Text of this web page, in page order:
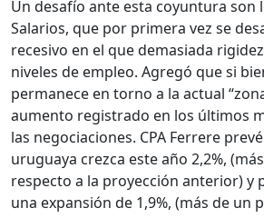
Un desafío ante esta coyuntura son
Salarios, que por primera vez se
recesivo en el que demasiada
niveles de empleo. Agregó que si
permanece en torno a la actual
aumento registrado en los últimos
las negociaciones. CPA Ferrere
uruguaya crezca este año 2,2%,
respecto a la proyección anterior) y
una expansión de 1,9%, (más de un